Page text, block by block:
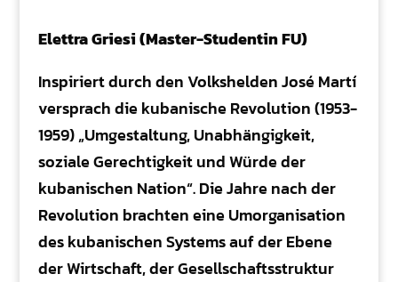
Elettra Griesi (Master-Studentin FU)
Inspiriert durch den Volkshelden José Martí
versprach die kubanische Revolution (1953-
1959) „Umgestaltung, Unabhängigkeit,
soziale Gerechtigkeit und Würde der
kubanischen Nation“. Die Jahre nach der
Revolution brachten eine Umorganisation
des kubanischen Systems auf der Ebene
der Wirtschaft, der Gesellschaftsstruktur